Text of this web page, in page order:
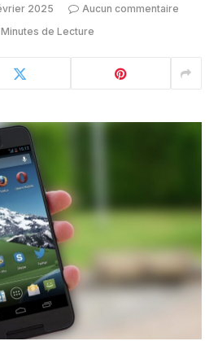
2025
Aucun commentaire
de Lecture